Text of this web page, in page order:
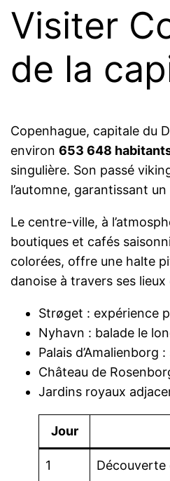
Visiter
de la
Copenhague, capitale du
environ653 648
singulière. Son passé
l’automne, garantissant
Le centre-ville, à
boutiques et cafés
colorées, offre une halte
danoise à travers ses
Strøget : expérience
Nyhavn : balade le
Palais d’Amalienborg
Château de
Jardins royaux
Jour
1